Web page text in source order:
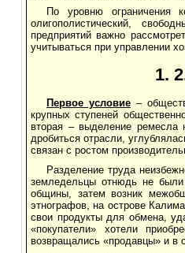
По уровню ограничения
олигополистический,
предприятий важно
учитываться при управлении
1.
Первое условие –
крупных ступеней
вторая – выделение ремесла
дробиться отрасли,
связан с ростом
Разделение труда
земледельцы отнюдь не
общины, затем возник
этнографов, на острове
свои продукты для обмена,
«покупатели» хотели
возвращались «продавцы» и в